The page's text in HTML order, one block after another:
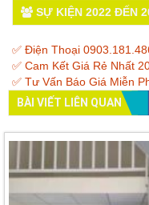
SỰ KIỆN 2022 ĐẾN
✅ Điện Thoại
✅ Cam Kết Giá Rẻ Nhất
✅ Tư Vấn Báo Giá Miễn
BÀI VIẾT LIÊN QUAN